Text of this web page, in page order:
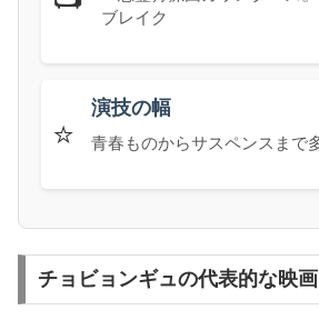
ブレイク
⭐
演技の幅
青春ものからサスペンスまで
チョビョンギュの代表的な映